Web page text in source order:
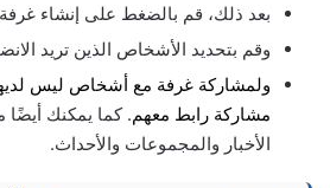
بعد ذلك، قم بالضغط على إنشاء
وقم بتحديد الأشخاص الذين تريد
مشاركة رابط معهم. كما يمكنك أيضًا
الأخبار والمجموعات والأحداث.